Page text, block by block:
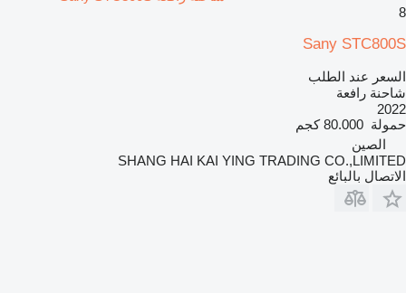
8
Sany STC800S
السعر عند الطلب
شاحنة رافعة
2022
حمولة 80.000 كجم
الصين
SHANG HAI KAI YING TRADING CO.,LIMITED
الاتصال بالبائع